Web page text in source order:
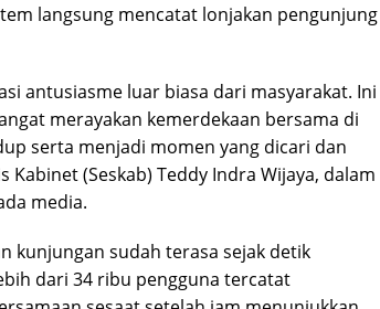
langsung mencatat lonjakan pengunjung
antusiasme luar biasa dari masyarakat. Ini
merayakan kemerdekaan bersama di
serta menjadi momen yang dicari dan
Kabinet (Seskab) Teddy Indra Wijaya, dalam
media.
kunjungan sudah terasa sejak detik
dari 34 ribu pengguna tercatat